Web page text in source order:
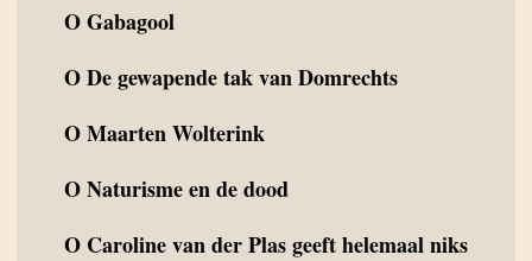
OGabagool
ODe gewapende tak van Domrechts
OMaarten Wolterink
ONaturisme en de dood
O Caroline van der Plas geeft helemaal niks